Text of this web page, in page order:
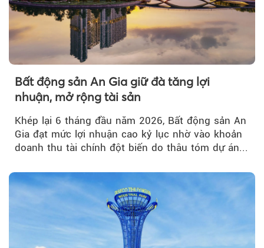
Bất động sản An Gia giữ đà tăng lợi
nhuận, mở rộng tài sản
Khép lại 6 tháng đầu năm 2026, Bất động sản An
Gia đạt mức lợi nhuận cao kỷ lục nhờ vào khoản
doanh thu tài chính đột biến do thâu tóm dự án...